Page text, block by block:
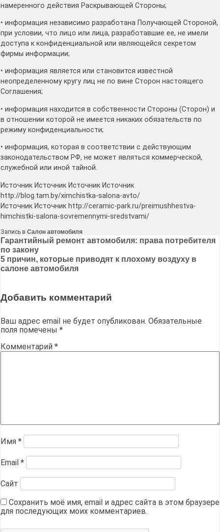
намеренного действия Раскрывающей Стороны;
• информация независимо разработана Получающей Стороной,
при условии, что лицо или лица, разработавшие ее, не имели
доступа к конфиденциальной или являющейся секретом
фирмы информации;
• информация является или становится известной
неопределенному кругу лиц не по вине Сторон настоящего
Соглашения;
• информация находится в собственности Стороны (Сторон) и
в отношении которой не имеется никаких обязательств по
режиму конфиденциальности;
• информация, которая в соответствии с действующим
законодательством РФ, не может являться коммерческой,
служебной или иной тайной.
Источник Источник Источник Источник
http://blog.tam.by/ximchistka-salona-avto/
Источник Источник http://ceramic-park.ru/preimushhestva-
himchistki-salona-sovremennymi-sredstvami/
Запись в Салон автомобиля
Навигация
по
записям
Гарантийный ремонт автомобиля: права потребителя
по закону
5 причин, которые приводят к плохому воздуху в
салоне автомобиля
Добавить комментарий
Ваш адрес email не будет опубликован. Обязательные
поля помечены *
Комментарий *
Имя *
Email *
Сайт
Сохранить моё имя, email и адрес сайта в этом браузере
для последующих моих комментариев.